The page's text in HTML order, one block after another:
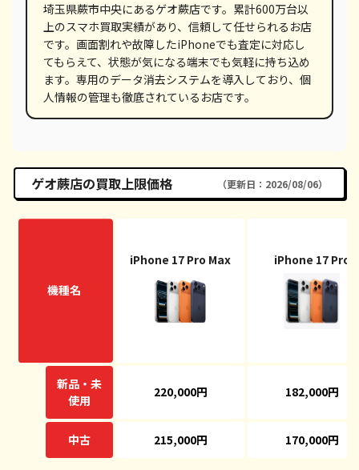
埼玉県蕨市中央にあるゲオ蕨店です。累計600万台以
上のスマホ買取実績があり、信頼して任せられるお店
です。画面割れや故障したiPhoneでも査定に対応し
てもらえて、状態が気になる端末でも気軽に持ち込め
ます。専用のデータ消去システムを導入しており、個
人情報の管理も徹底されているお店です。
ゲオ蕨店の買取上限価格 （更新日：2026/08/06）
機種名
iPhone 17 Pro Max iPhone 17 Pro
新品・未
使用
220,000円 182,000円
中古 215,000円 170,000円